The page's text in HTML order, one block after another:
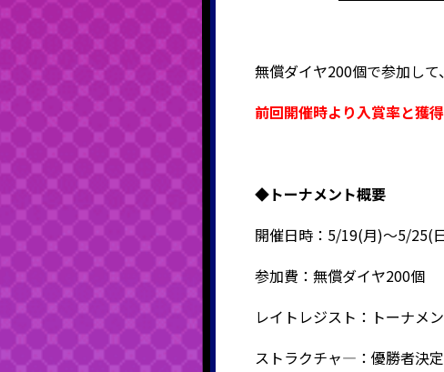
無償ダイヤ200個で参加して、
前回開催時より入賞率と獲
◆トーナメント概要
開催日時：5/19(月)～5/25(
参加費：無償ダイヤ200個
レイトレジスト：トーナメ
ストラクチャ―：優勝者決定